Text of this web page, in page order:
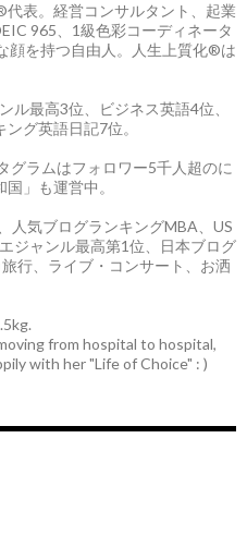
表。経営コンサルタント、起業
965、1級色彩コーディネータ
顔を持つ自由人。人生上質化®は
ル最高3位、ビジネス英語4位、
グ英語日記7位。
グラムはフォロワー5千人超のに
」も運営中。
人気ブログランキングMBA、US
ジャンル最高第1位、日本ブログ
行、ライブ・コンサート、お洒
from hospital to hospital,
with her "Life of Choice" : )